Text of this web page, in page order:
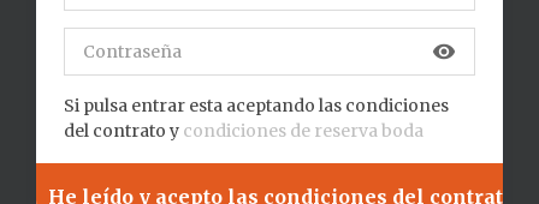
visibility
Si pulsa entrar esta aceptando las condiciones
del contrato y condiciones de reserva boda